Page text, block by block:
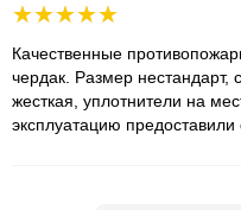
Качественные
чердак. Размер нестандарт,
жесткая, уплотнители на
эксплуатацию предоставили